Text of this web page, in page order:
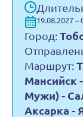
19.08.2027 –
Город:
Маршрут:
Мансийск
Мужи) -
Аксарка -